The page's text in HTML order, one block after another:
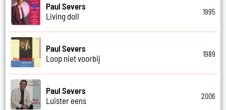
Paul Severs
Living doll
1995
Paul Severs
Loop niet voorbij
1989
Paul Severs
Luister eens
2006